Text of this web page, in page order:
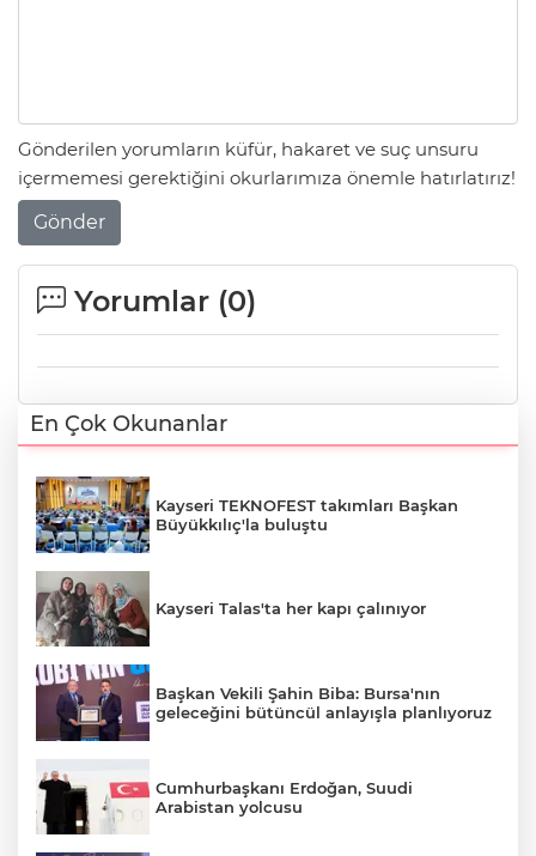
Gönderilen yorumların küfür, hakaret ve suç unsuru
içermemesi gerektiğini okurlarımıza önemle hatırlatırız!
Gönder
Yorumlar (0)
En Çok Okunanlar
Kayseri TEKNOFEST takımları Başkan
Büyükkılıç'la buluştu
Kayseri Talas'ta her kapı çalınıyor
Başkan Vekili Şahin Biba: Bursa'nın
geleceğini bütüncül anlayışla planlıyoruz
Cumhurbaşkanı Erdoğan, Suudi
Arabistan yolcusu